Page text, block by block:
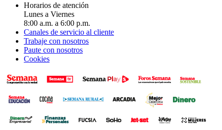
Horarios de atención
Lunes a Viernes
8:00 a.m. a 6:00 p.m.
Canales de servicio al cliente
Trabaje con nosotros
Paute con nosotros
Cookies